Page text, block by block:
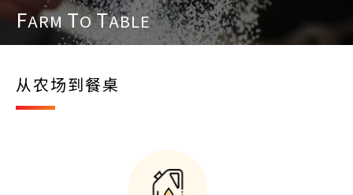
FARM TOTABLE
从农场到餐桌